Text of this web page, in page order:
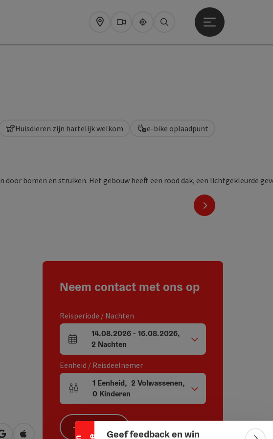
Geef feedback en win
Map WebcamsUpperguide
Zoeken
Startmenu openen
nächstes Element
Huisdieren zijn hartelijk welkom e-bike oplaadpunt
Neem contact met ons op
Reisperiode / Nachten
Velden voor aankomst en vertrek
14.08.2026- 16.08.2026,
2 Nachten
Eenheid / Reisdeelnemer
Aantal eenheden en persoonsvelden
1 Eenheid, 2 Volwassenen,
0 Kinderen